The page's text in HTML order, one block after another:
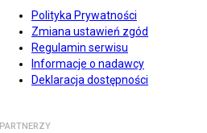
Polityka Prywatności
Zmiana ustawień zgód
Regulamin serwisu
Informacje o nadawcy
Deklaracja dostępności
PARTNERZY